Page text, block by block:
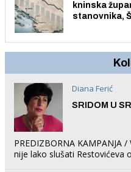
kninska
stanovnika,
Diana Ferić
SRIDOM U
PREDIZBORNA KAMPANJA
nije lako slušati Restovićeva